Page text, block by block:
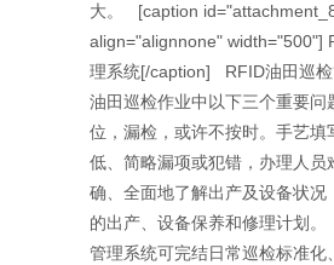
大。 [caption
align="alignnone" width="500"]
理系统[/caption] RFID油田巡检
油田巡检作业中以下三个重要
位，漏检，或许不按时。手艺填
低、简略漏项或犯错，办理人员
确、全面地了解出产及设备状况
的出产、设备保养和修理计划
管理系统可完结日常巡检标准化